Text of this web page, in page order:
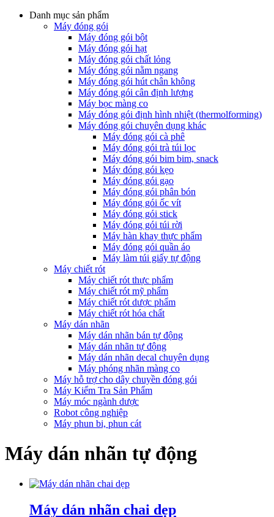
Danh mục sản phẩm
Máy đóng gói
Máy đóng gói bột
Máy đóng gói hạt
Máy đóng gói chất lỏng
Máy đóng gói nằm ngang
Máy đóng gói hút chân không
Máy đóng gói cân định lượng
Máy bọc màng co
Máy đóng gói định hình nhiệt (thermolforming)
Máy đóng gói chuyên dụng khác
Máy đóng gói cà phê
Máy đóng gói trà túi lọc
Máy đóng gói bim bim, snack
Máy đóng gói kẹo
Máy đóng gói gạo
Máy đóng gói phân bón
Máy đóng gói ốc vít
Máy đóng gói stick
Máy đóng gói túi rời
Máy hàn khay thực phẩm
Máy đóng gói quần áo
Máy làm túi giấy tự động
Máy chiết rót
Máy chiết rót thực phẩm
Máy chiết rót mỹ phẩm
Máy chiết rót dược phẩm
Máy chiết rót hóa chất
Máy dán nhãn
Máy dán nhãn bán tự động
Máy dán nhãn tự động
Máy dán nhãn decal chuyên dụng
Máy phóng nhãn màng co
Máy hỗ trợ cho dây chuyền đóng gói
Máy Kiểm Tra Sản Phẩm
Máy móc ngành dược
Robot công nghiệp
Máy phun bi, phun cát
Máy dán nhãn tự động
Máy dán nhãn chai dẹp